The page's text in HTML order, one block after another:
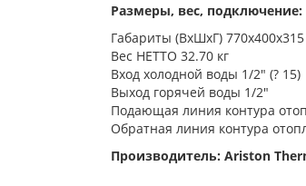
Размеры, вес, подключение:
Габариты (ВхШхГ) 770x400x315
Вес НЕТТО 32.70 кг
Вход холодной воды 1/2" (? 15)
Выход горячей воды 1/2"
Подающая линия контура
Обратная линия контура
Производитель: Ariston